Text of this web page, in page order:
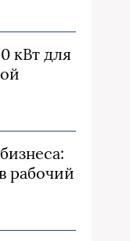
кВт для
рабочий